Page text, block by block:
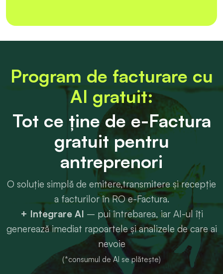
Program de facturare cu
AI gratuit:
Tot ce ține de e-Factura
gratuit pentru
antreprenori
O soluție simplă de emitere,transmitere și recepție
a facturilor în RO e-Factura.
+ Integrare AI – pui întrebarea, iar AI-ul îți
generează imediat rapoartele și analizele de care ai
nevoie
(*consumul de AI se plătește)